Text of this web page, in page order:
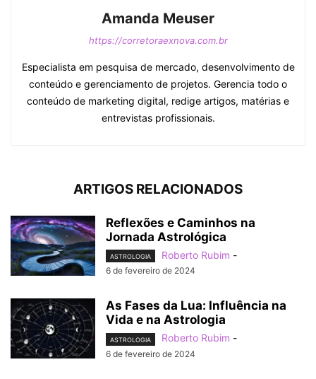
Amanda Meuser
https://corretoraexnova.com.br
Especialista em pesquisa de mercado, desenvolvimento de
conteúdo e gerenciamento de projetos. Gerencia todo o
conteúdo de marketing digital, redige artigos, matérias e
entrevistas profissionais.
ARTIGOS RELACIONADOS
Reflexões e Caminhos na
Jornada Astrológica
ASTROLOGIA Roberto Rubim -
6 de fevereiro de 2024
As Fases da Lua: Influência na
Vida e na Astrologia
ASTROLOGIA Roberto Rubim -
6 de fevereiro de 2024